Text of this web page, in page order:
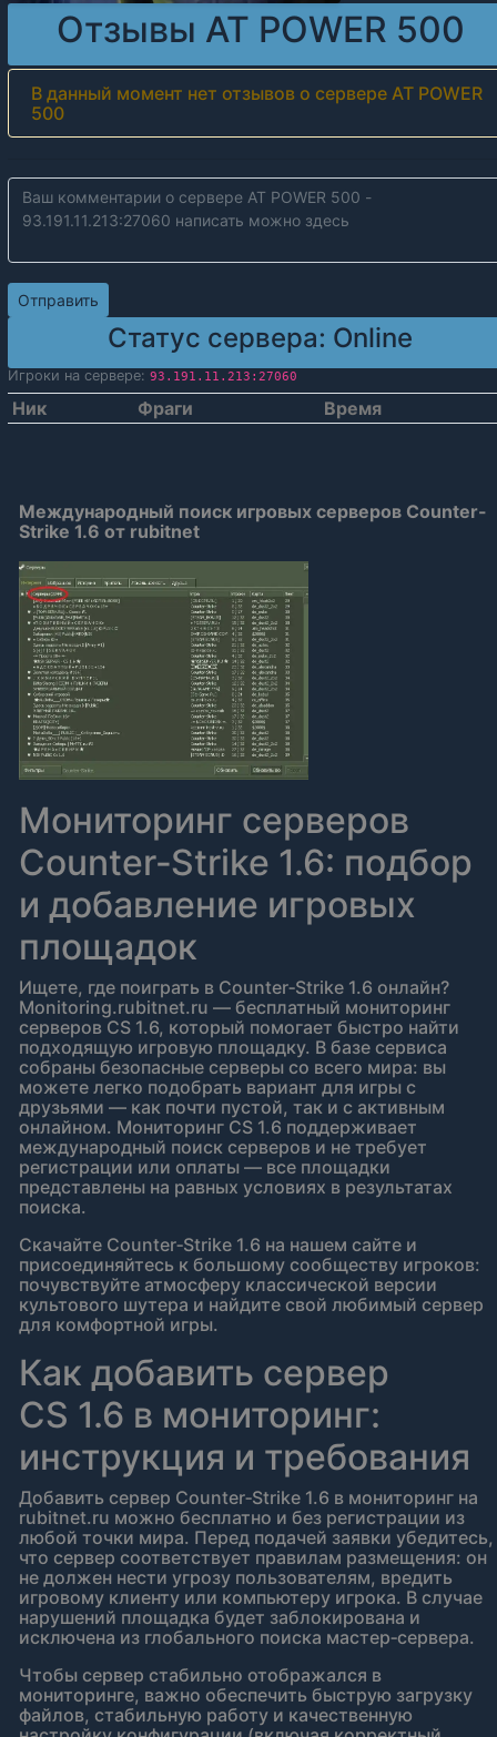
Отзывы AT POWER 500
В данный момент нет отзывов о сервере AT POWER
500
Статус сервера: Online
Игроки на сервере: 93.191.11.213:27060
Ник Фраги Время
Международный поиск игровых серверов Counter-
Strike 1.6 от rubitnet
Мониторинг серверов
Counter‑Strike 1.6: подбор
и добавление игровых
площадок
Ищете, где поиграть в Counter‑Strike 1.6 онлайн?
Monitoring.rubitnet.ru — бесплатный мониторинг
серверов CS 1.6, который помогает быстро найти
подходящую игровую площадку. В базе сервиса
собраны безопасные серверы со всего мира: вы
можете легко подобрать вариант для игры с
друзьями — как почти пустой, так и с активным
онлайном. Мониторинг CS 1.6 поддерживает
международный поиск серверов и не требует
регистрации или оплаты — все площадки
представлены на равных условиях в результатах
поиска.
Скачайте Counter‑Strike 1.6 на нашем сайте и
присоединяйтесь к большому сообществу игроков:
почувствуйте атмосферу классической версии
культового шутера и найдите свой любимый сервер
для комфортной игры.
Как добавить сервер
CS 1.6 в мониторинг:
инструкция и требования
Добавить сервер Counter‑Strike 1.6 в мониторинг на
rubitnet.ru можно бесплатно и без регистрации из
любой точки мира. Перед подачей заявки убедитесь,
что сервер соответствует правилам размещения: он
не должен нести угрозу пользователям, вредить
игровому клиенту или компьютеру игрока. В случае
нарушений площадка будет заблокирована и
исключена из глобального поиска мастер‑сервера.
Чтобы сервер стабильно отображался в
мониторинге, важно обеспечить быструю загрузку
файлов, стабильную работу и качественную